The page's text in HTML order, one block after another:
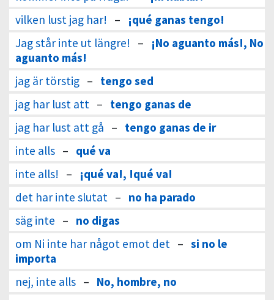
vilken lust jag har! –
¡qué ganas tengo!
Jag står inte ut längre! –
¡No aguanto más!, No
aguanto más!
jag är törstig – tengo sed
jag har lust att – tengo ganas de
jag har lust att gå – tengo ganas de ir
inte alls – qué va
inte alls! –
¡qué va!, !qué va!
det har inte slutat – no ha parado
säg inte – no digas
om Ni inte har något emot det – si no le
importa
nej, inte alls – No, hombre, no